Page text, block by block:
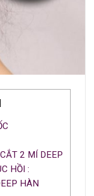
2 MÍ DEEP
HỒI :
HÀN